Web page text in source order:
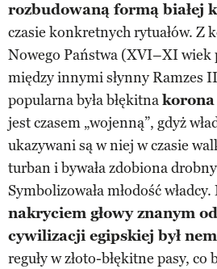
rozbudowaną formą białej
czasie konkretnych rytuałów. Z
Nowego Państwa (XVI–XI wiek
między innymi słynny Ramzes
popularna była błękitnakorona
jest czasem „wojenną”, gdyż
ukazywani są w niej w czasie
turban i bywała zdobiona
Symbolizowała młodość władcy.
nakryciem głowy znanym
cywilizacji egipskiej był
reguły w złoto-błękitne pasy, co